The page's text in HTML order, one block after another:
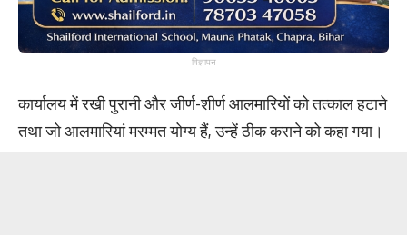
विज्ञापन
कार्यालय में रखी पुरानी और जीर्ण-शीर्ण आलमारियों को तत्काल हटाने
तथा जो आलमारियां मरम्मत योग्य हैं, उन्हें ठीक कराने को कहा गया।